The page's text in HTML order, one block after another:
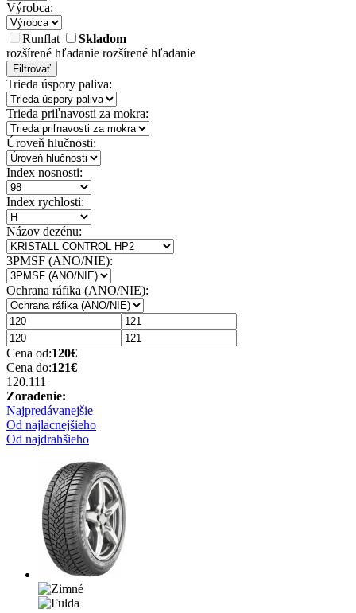
Výrobca:
Runflat
Skladom
rozšírené hľadanie rozšírené hľadanie
Filtrovať
Trieda úspory paliva:
Trieda priľnavosti za mokra:
Úroveň hlučnosti:
Index nosnosti:
Index rychlosti:
Názov dezénu:
3PMSF (ANO/NIE):
Ochrana ráfika (ANO/NIE):
Cena od:120€
Cena do:121€
120.111
Zoradenie:
Najpredávanejšie
Od najlacnejšieho
Od najdrahšieho